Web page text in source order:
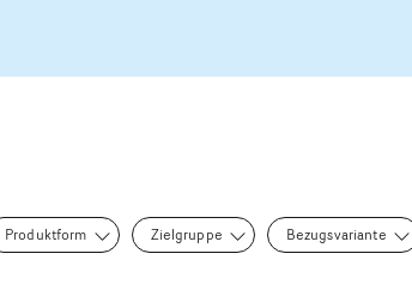
Produktform Zielgruppe Bezugsvariante